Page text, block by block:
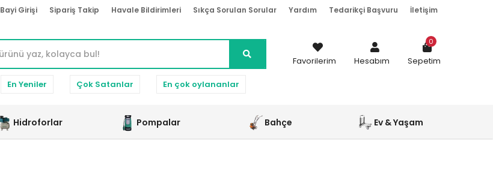
Bayi Girişi Sipariş Takip Havale Bildirimleri Sıkça Sorulan Sorular Yardım Tedarikçi Başvuru İletişim
En Yeniler Çok Satanlar En çok oylananlar
Favorilerim Hesabım Sepetim
0
Hidroforlar Pompalar Bahçe Ev & Yaşam